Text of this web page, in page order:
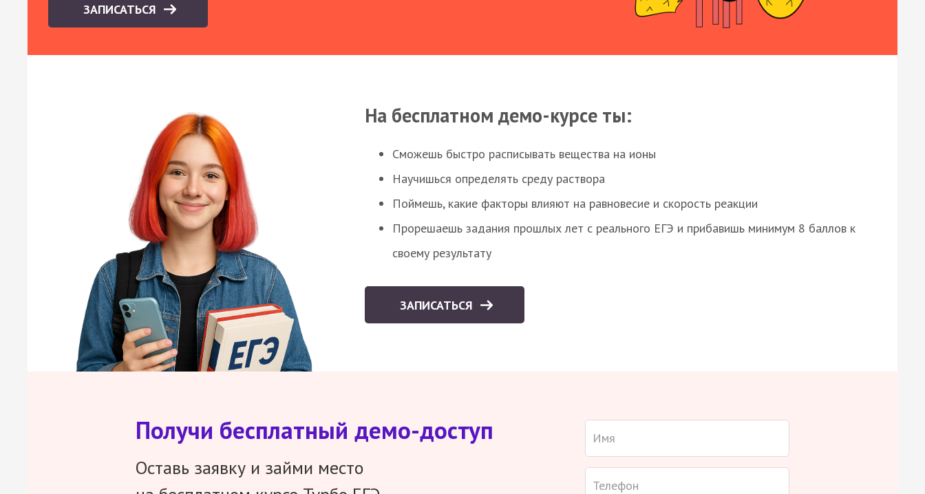
ЗАПИСАТЬСЯ
На бесплатном демо-курсе ты:
Сможешь быстро расписывать вещества на ионы
Научишься определять среду раствора
Поймешь, какие факторы влияют на равновесие и скорость реакции
Прорешаешь задания прошлых лет с реального ЕГЭ и прибавишь минимум 8 баллов к
своему результату
ЗАПИСАТЬСЯ
Получи бесплатный демо-доступ
Оставь заявку и займи место